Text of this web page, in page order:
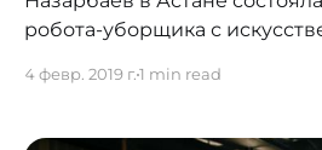
робота-уборщика с
перемещается по зданию
4 февр. 2019 г.1 min read